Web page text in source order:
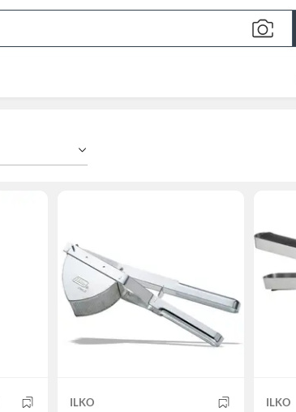
Bar
ILKO ILKO